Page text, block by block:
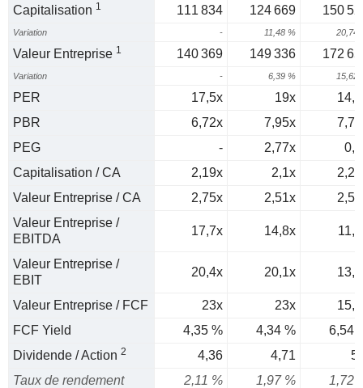
Capitalisation 1 111 834 124 669 150
Variation - 11,48 % 20,74
Valeur Entreprise 1 140 369 149 336 172
Variation - 6,39 % 15,62
PER 17,5x 19x
PBR
6,72x 7,95x
PEG
- 2,77x
Capitalisation / CA
2,19x 2,1x
Valeur Entreprise / CA
2,75x 2,51x
Valeur Entreprise /
EBITDA
17,7x 14,8x
Valeur Entreprise /
EBIT
20,4x 20,1x
Valeur Entreprise / FCF 23x 23x
FCF Yield
4,35 % 4,34 %
6,54
Dividende / Action 2 4,36 4,71
Taux de rendement
2,11 % 1,97 %
1,72